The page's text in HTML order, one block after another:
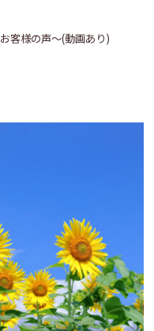
客様の声～(動画あり)